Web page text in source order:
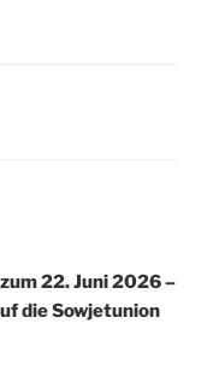
22. Juni 2026 –
die Sowjetunion